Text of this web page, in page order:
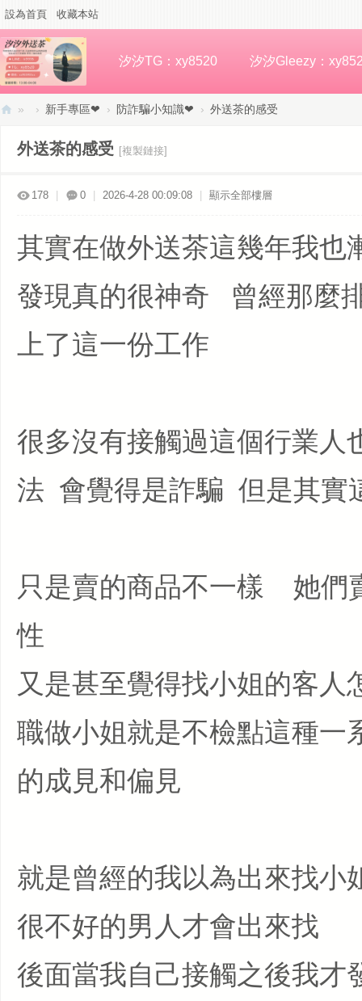
設為首頁 收藏本站
汐汐TG：xy8520 汐汐Gleezy：
» › 新手專區❤ › 防詐騙小知識❤ › 外送茶的感受
外送茶的感受 [複製鏈接]
178 0 2026-4-28 00:09:08 顯示全部樓層
其實在做外送茶這幾年我
發現真的很神奇 曾經那麼
上了這一份工作
很多沒有接觸過這個行業人
法 會覺得是詐騙 但是其實
只是賣的商品不一樣 她們
性
又是甚至覺得找小姐的客
職做小姐就是不檢點這種
的成見和偏見
就是曾經的我以為出來找小
很不好的男人才會出來找
後面當我自己接觸之後我才